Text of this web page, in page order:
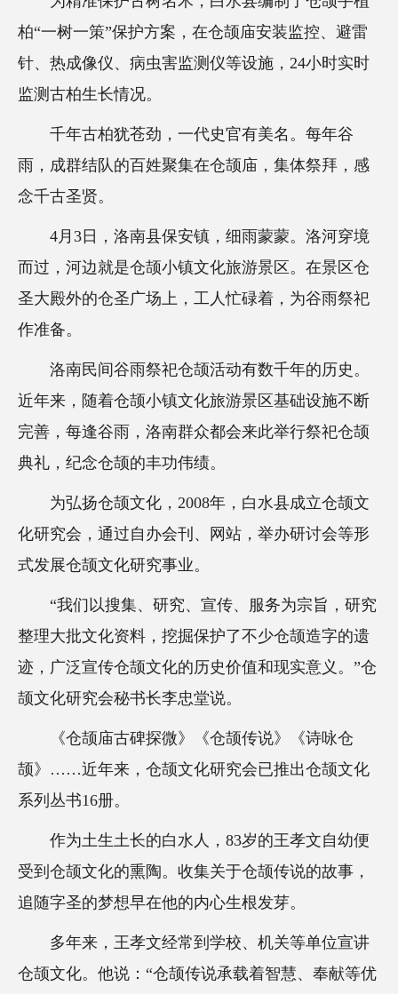
柏“一树一策”保护方案，在仓颉庙安装监控、避雷
针、热成像仪、病虫害监测仪等设施，24小时实时
监测古柏生长情况。
千年古柏犹苍劲，一代史官有美名。每年谷
雨，成群结队的百姓聚集在仓颉庙，集体祭拜，感
念千古圣贤。
4月3日，洛南县保安镇，细雨蒙蒙。洛河穿境
而过，河边就是仓颉小镇文化旅游景区。在景区仓
圣大殿外的仓圣广场上，工人忙碌着，为谷雨祭祀
作准备。
洛南民间谷雨祭祀仓颉活动有数千年的历史。
近年来，随着仓颉小镇文化旅游景区基础设施不断
完善，每逢谷雨，洛南群众都会来此举行祭祀仓颉
典礼，纪念仓颉的丰功伟绩。
为弘扬仓颉文化，2008年，白水县成立仓颉文
化研究会，通过自办会刊、网站，举办研讨会等形
式发展仓颉文化研究事业。
“我们以搜集、研究、宣传、服务为宗旨，研究
整理大批文化资料，挖掘保护了不少仓颉造字的遗
迹，广泛宣传仓颉文化的历史价值和现实意义。”仓
颉文化研究会秘书长李忠堂说。
《仓颉庙古碑探微》《仓颉传说》《诗咏仓
颉》……近年来，仓颉文化研究会已推出仓颉文化
系列丛书16册。
作为土生土长的白水人，83岁的王孝文自幼便
受到仓颉文化的熏陶。收集关于仓颉传说的故事，
追随字圣的梦想早在他的内心生根发芽。
多年来，王孝文经常到学校、机关等单位宣讲
仓颉文化。他说：“仓颉传说承载着智慧、奉献等优